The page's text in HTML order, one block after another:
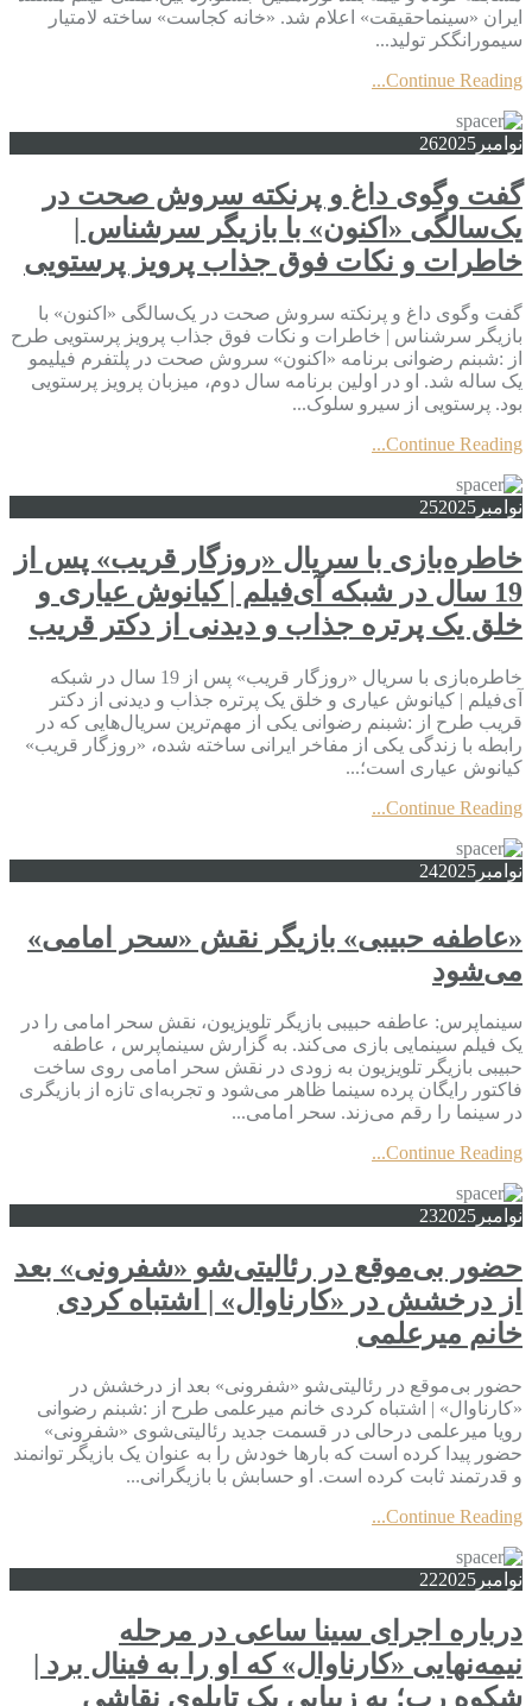
ایران «سینماحقیقت» اعلام شد. «خانه کجاست» ساخته لامتیار
سیمورانگکر تولید...
Continue Reading...
نوامبر 262025
گفت وگوی داغ و پرنکته سروش صحت در
یک‌سالگی «اکنون» با بازیگر سرشناس |
خاطرات و نکات فوق جذاب پرویز پرستویی
گفت وگوی داغ و پرنکته سروش صحت در یک‌سالگی «اکنون» با
بازیگر سرشناس | خاطرات و نکات فوق جذاب پرویز پرستویی طرح
از :شبنم رضوانی برنامه «اکنون» سروش صحت در پلتفرم فیلیمو
یک ساله شد. او در اولین برنامه سال دوم، میزبان پرویز پرستویی
بود. پرستویی از سیرو سلوک...
Continue Reading...
نوامبر 252025
خاطره‌بازی با سریال «روزگار قریب» پس از
19 سال در شبکه آی‌فیلم | کیانوش عیاری و
خلق یک پرتره جذاب و دیدنی از دکتر قریب
خاطره‌بازی با سریال «روزگار قریب» پس از 19 سال در شبکه
آی‌فیلم | کیانوش عیاری و خلق یک پرتره جذاب و دیدنی از دکتر
قریب طرح از :شبنم رضوانی یکی از مهم‌ترین سریال‌هایی که در
رابطه با زندگی یکی از مفاخر ایرانی ساخته شده، «روزگار قریب»
کیانوش عیاری است؛...
Continue Reading...
نوامبر 242025
«عاطفه حبیبی» بازیگر نقش «سحر امامی»
می‌شود
سینماپرس: عاطفه حبیبی بازیگر تلویزیون، نقش سحر امامی را در
یک فیلم سینمایی بازی می‌کند. به گزارش سینماپرس ، عاطفه
حبیبی بازیگر تلویزیون به زودی در نقش سحر امامی روی ساخت
فاکتور رایگان پرده سینما ظاهر می‌شود و تجربه‌ای تازه از بازیگری
در سینما را رقم می‌زند. سحر امامی...
Continue Reading...
نوامبر 232025
حضور بی‌موقع در رئالیتی‌شو «شفرونی» بعد
از درخشش در «کارناوال» | اشتباه کردی
خانم میرعلمی
حضور بی‌موقع در رئالیتی‌شو «شفرونی» بعد از درخشش در
«کارناوال» | اشتباه کردی خانم میرعلمی طرح از :شبنم رضوانی
رویا میرعلمی درحالی در قسمت جدید رئالیتی‌شوی «شفرونی»
حضور پیدا کرده است که بارها خودش را به عنوان یک بازیگر توانمند
و قدرتمند ثابت کرده است. او حسابش با بازیگرانی...
Continue Reading...
نوامبر 222025
درباره اجرای سینا ساعی در مرحله
نیمه‌نهایی «کارناوال» که او را به فینال برد |
شکوه رپ؛ به زیبایی یک تابلوی نقاشی